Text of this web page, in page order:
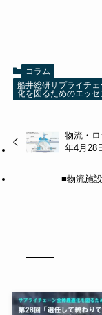
コラム
船井総研サプライチ
化を図るためのエッセ
物流・
年4月28
■物流施